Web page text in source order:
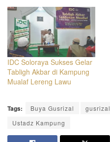
IDC Soloraya Sukses Gelar
Tabligh Akbar di Kampung
Mualaf Lereng Lawu
Tags: Buya Gusrizal gusrizal
Ustadz Kampung